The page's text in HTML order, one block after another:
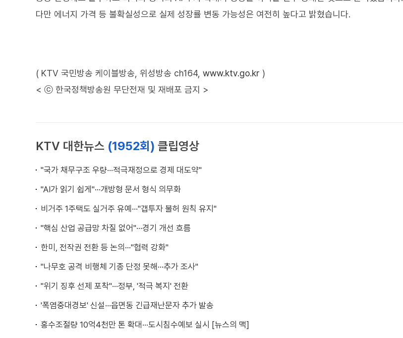
다만 에너지 가격 등 불확실성으로 실제 성장률 변동 가능성은 여전히 높다고 밝혔습니다.
( KTV 국민방송 케이블방송, 위성방송 ch164, www.ktv.go.kr )
< ⓒ 한국정책방송원 무단전재 및 재배포 금지 >
KTV 대한뉴스 (1952회) 클립영상
"국가 채무구조 우량···적극재정으로 경제 대도약"
"AI가 읽기 쉽게"···개방형 문서 형식 의무화
비거주 1주택도 실거주 유예···"갭투자 불허 원칙 유지"
"핵심 산업 공급망 차질 없어"···경기 개선 흐름
한미, 전작권 전환 등 논의···"협력 강화"
"나무호 공격 비행체 기종 단정 못해···추가 조사"
"위기 징후 선제 포착"···정부, '적극 복지' 전환
'폭염중대경보' 신설···읍면동 긴급재난문자 추가 발송
홍수조절량 10억4천만 톤 확대···도시침수예보 실시 [뉴스의 맥]